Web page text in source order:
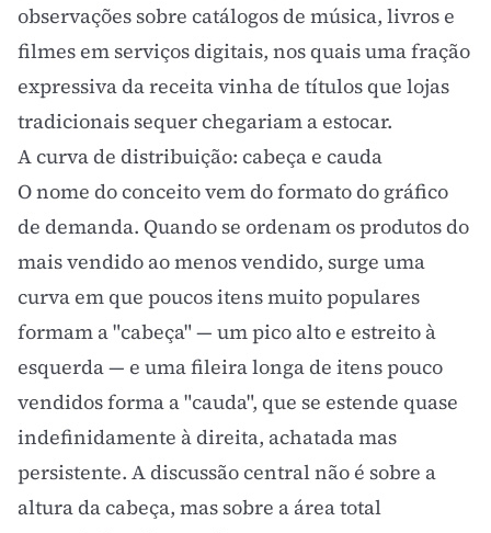
observações sobre catálogos de música, livros e
filmes em serviços digitais, nos quais uma fração
expressiva da receita vinha de títulos que lojas
tradicionais sequer chegariam a estocar.
A curva de distribuição: cabeça e cauda
O nome do conceito vem do formato do gráfico
de demanda. Quando se ordenam os produtos do
mais vendido ao menos vendido, surge uma
curva em que poucos itens muito populares
formam a "cabeça" — um pico alto e estreito à
esquerda — e uma fileira longa de itens pouco
vendidos forma a "cauda", que se estende quase
indefinidamente à direita, achatada mas
persistente. A discussão central não é sobre a
altura da cabeça, mas sobre a área total